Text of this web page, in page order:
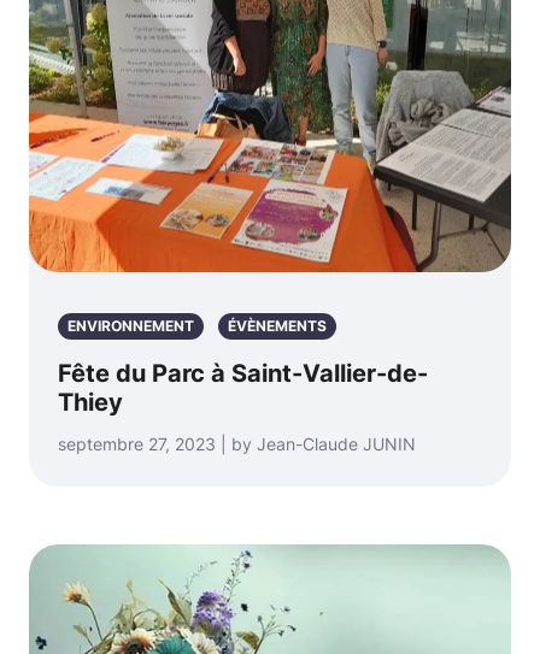
ENVIRONNEMENT ÉVÈNEMENTS
Fête du Parc à Saint-Vallier-de-
Thiey
septembre 27, 2023 | by Jean-Claude JUNIN